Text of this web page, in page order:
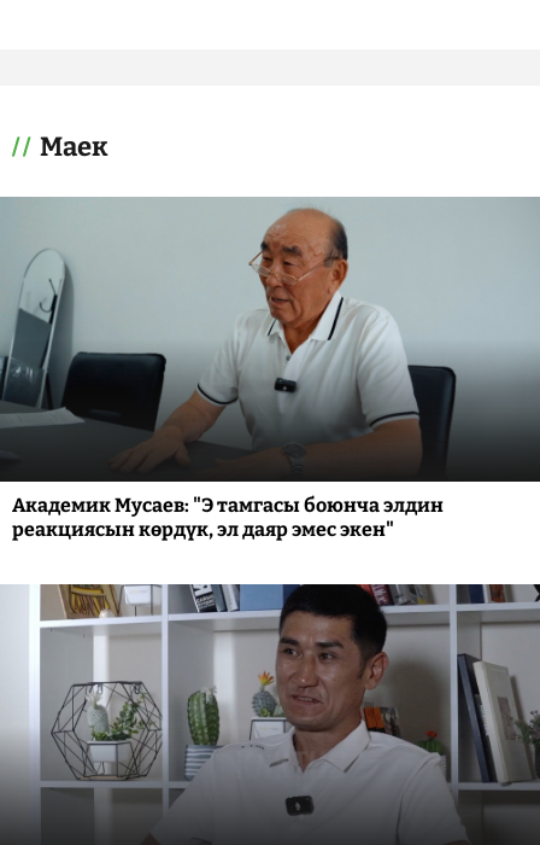
Маек
Академик Мусаев: "Э тамгасы боюнча элдин
реакциясын көрдүк, эл даяр эмес экен"